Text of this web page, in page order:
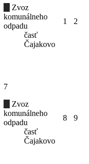
Zvoz
komunálneho
odpadu
časť
Čajakovo
1 2
7
Zvoz
komunálneho
odpadu
časť
Čajakovo
8 9